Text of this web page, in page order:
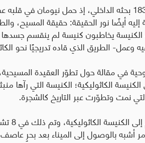
لقد عمّقت رحلته إلى إيطاليا عام 1832 بحثه الداخلي، إذ حمل
أيضًا نور الحقيقة: حقيقة المسيح،
الكنيسة يخاطبون كنيسة لم ينقسم
وعمل- الطريق الذي قاده تدريجيًا نحو
الروحية في مقالة حول تطوّر العقيدة
الكاثوليكية؛ الكنيسة التي رآها
نمت وتطوّرت عبر التاريخ كالشجرة.
أشبه بالوصول إلى الميناء بعد بحرٍ